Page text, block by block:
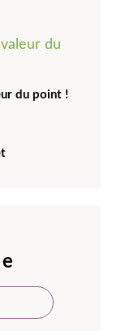
du point !